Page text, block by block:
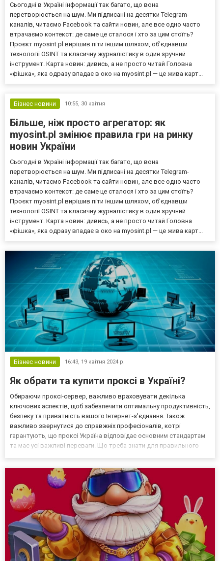
Сьогодні в Україні інформації так багато, що вона
перетворюється на шум. Ми підписані на десятки Telegram-
каналів, читаємо Facebook та сайти новин, але все одно часто
втрачаємо контекст: де саме це сталося і хто за цим стоїть?
Проєкт myosint.pl вирішив піти іншим шляхом, об'єднавши
технології OSINT та класичну журналістику в один зручний
інструмент. Карта новин: дивись, а не просто читай Головна
«фішка», яка одразу впадає в око на myosint.pl — це жива карт...
Бізнес новини 10:55, 30 квітня
Більше, ніж просто агрегатор: як
myosint.pl змінює правила гри на ринку
новин України
Сьогодні в Україні інформації так багато, що вона
перетворюється на шум. Ми підписані на десятки Telegram-
каналів, читаємо Facebook та сайти новин, але все одно часто
втрачаємо контекст: де саме це сталося і хто за цим стоїть?
Проєкт myosint.pl вирішив піти іншим шляхом, об'єднавши
технології OSINT та класичну журналістику в один зручний
інструмент. Карта новин: дивись, а не просто читай Головна
«фішка», яка одразу впадає в око на myosint.pl — це жива карт...
Бізнес новини 16:43, 19 квітня 2024 р.
Як обрати та купити проксі в Україні?
Обираючи проксі-сервер, важливо враховувати декілька
ключових аспектів, щоб забезпечити оптимальну продуктивність,
безпеку та приватність вашого Інтернет-з'єднання. Також
важливо звернутися до справжніх професіоналів, котрі
гарантують, що проксі Україна відповідає основним стандартам
та має усі важливі переваги. Що треба знати для правильного